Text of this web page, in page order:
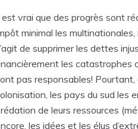
est vrai que des progrès sont
minimal les multinationales,
de supprimer les dettes
les catastrophes
pas responsables!
les pays du sud les
de leurs ressources
les idées et les élus